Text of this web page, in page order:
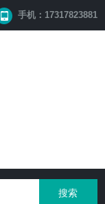
手机：17317823881